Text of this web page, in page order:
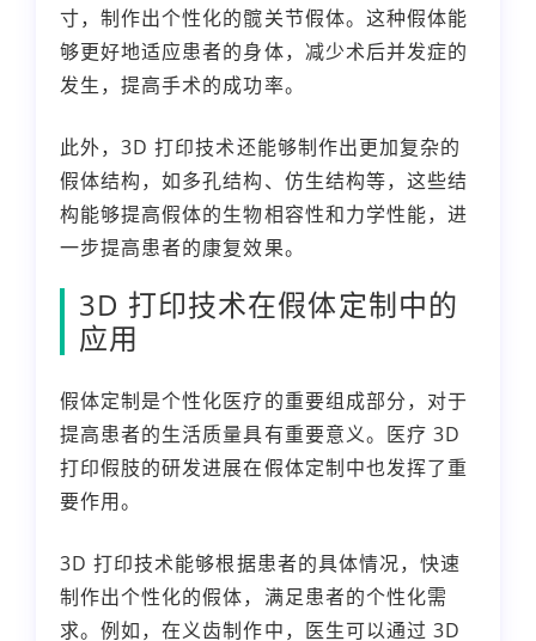
寸，制作出个性化的髋关节假体。这种假体能
够更好地适应患者的身体，减少术后并发症的
发生，提高手术的成功率。
此外，3D 打印技术还能够制作出更加复杂的
假体结构，如多孔结构、仿生结构等，这些结
构能够提高假体的生物相容性和力学性能，进
一步提高患者的康复效果。
3D 打印技术在假体定制中的
应用
假体定制是个性化医疗的重要组成部分，对于
提高患者的生活质量具有重要意义。医疗 3D
打印假肢的研发进展在假体定制中也发挥了重
要作用。
3D 打印技术能够根据患者的具体情况，快速
制作出个性化的假体，满足患者的个性化需
求。例如，在义齿制作中，医生可以通过 3D